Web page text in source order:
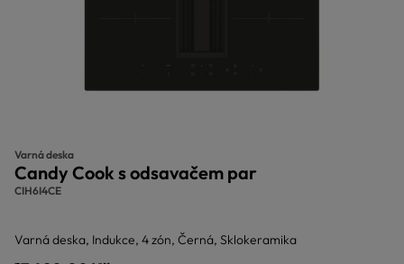
Varná deska
Candy Cook s odsavačem par
CIH6I4CE
Varná deska, Indukce, 4 zón, Černá, Sklokeramika